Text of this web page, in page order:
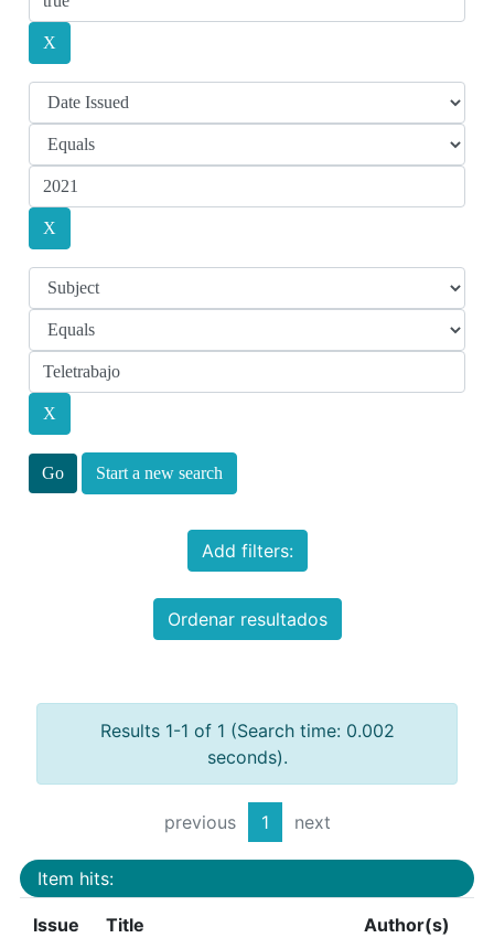
Start a new search
Add filters:
Ordenar resultados
Results 1-1 of 1 (Search time: 0.002
seconds).
previous 1 next
Item hits:
Issue
Title Author(s)